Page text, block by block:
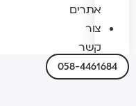
אתרים
צור
קשר
058-4461684